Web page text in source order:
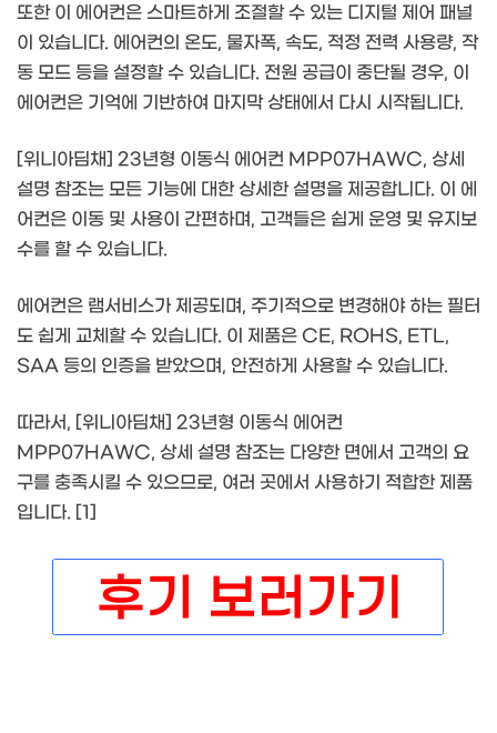
또한 이 에어컨은 스마트하게 조절할 수 있는 디지털 제어 패널
이 있습니다. 에어컨의 온도, 물자폭, 속도, 적정 전력 사용량, 작
동 모드 등을 설정할 수 있습니다. 전원 공급이 중단될 경우, 이
에어컨은 기억에 기반하여 마지막 상태에서 다시 시작됩니다.
[위니아딤채] 23년형 이동식 에어컨 MPP07HAWC, 상세
설명 참조는 모든 기능에 대한 상세한 설명을 제공합니다. 이 에
어컨은 이동 및 사용이 간편하며, 고객들은 쉽게 운영 및 유지보
수를 할 수 있습니다.
에어컨은 램서비스가 제공되며, 주기적으로 변경해야 하는 필터
도 쉽게 교체할 수 있습니다. 이 제품은 CE, ROHS, ETL,
SAA 등의 인증을 받았으며, 안전하게 사용할 수 있습니다.
따라서, [위니아딤채] 23년형 이동식 에어컨
MPP07HAWC, 상세 설명 참조는 다양한 면에서 고객의 요
구를 충족시킬 수 있으므로, 여러 곳에서 사용하기 적합한 제품
입니다. [1]